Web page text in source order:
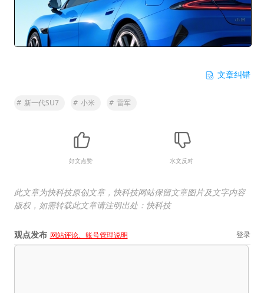
文章纠错
# 新一代SU7 # 小米 # 雷军
好文点赞 水文反对
此文章为快科技原创文章，快科技网站保留文章图片及文字内容
版权，如需转载此文章请注明出处：快科技
观点发布 网站评论、账号管理说明 登录